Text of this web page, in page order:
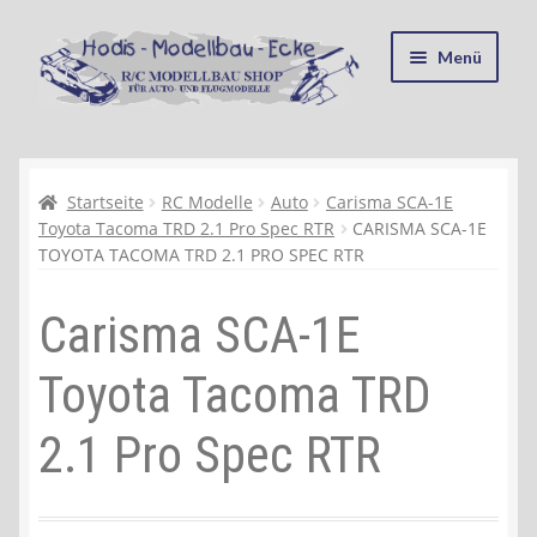
Zur
Navigation
springen
Zum
Inhalt
springen
Menü
Kasse
Mein Konto
Recycling, Entsorgung und Umwelt
Shop
Warenkorb
Ablauf einer Bestellung
Startseite RC Modelle Auto
Carisma SCA-1E
Toyota Tacoma TRD 2.1 Pro Spec RTR
CARISMA SCA-1E
TOYOTA TACOMA TRD 2.1 PRO SPEC RTR
Carisma SCA-1E
Toyota Tacoma TRD
2.1 Pro Spec RTR